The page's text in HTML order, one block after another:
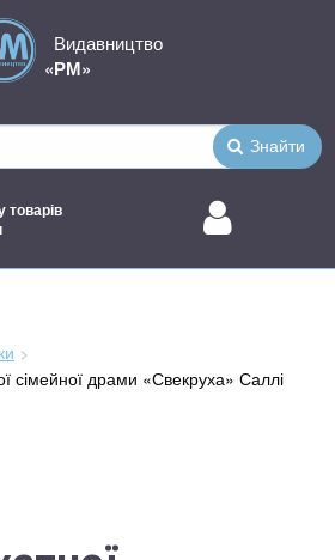
Видавництво
«РМ»
Знайти
товарів
сімейної драми «Свекруха» Саллі